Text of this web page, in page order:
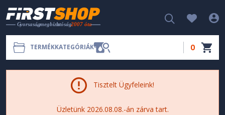
TERMÉKKATEGÓRIÁK 0
Tisztelt Ügyfeleink!
Üzletünk 2026.08.08.-án zárva tart.